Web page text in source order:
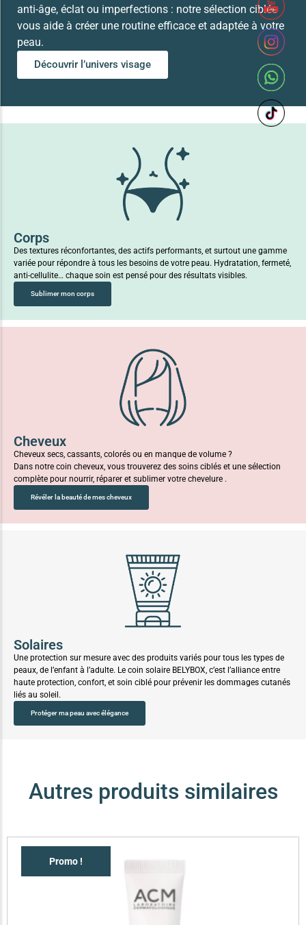
anti-âge, éclat ou imperfections : notre sélection ciblée
vous aide à créer une routine efficace et adaptée à votre
peau.
Découvrir l’univers visage
Corps
Des textures réconfortantes, des actifs performants, et surtout une gamme
variée pour répondre à tous les besoins de votre peau. Hydratation, fermeté,
anti-cellulite… chaque soin est pensé pour des résultats visibles.
Sublimer mon corps
Cheveux
Cheveux secs, cassants, colorés ou en manque de volume ?
Dans notre coin cheveux, vous trouverez des soins ciblés et une sélection
complète pour nourrir, réparer et sublimer votre chevelure .
Révéler la beauté de mes cheveux
Solaires
Une protection sur mesure avec des produits variés pour tous les types de
peaux, de l’enfant à l’adulte. Le coin solaire BELYBOX, c’est l’alliance entre
haute protection, confort, et soin ciblé pour prévenir les dommages cutanés
liés au soleil.
Protéger ma peau avec élégance
Autres produits similaires
Promo !